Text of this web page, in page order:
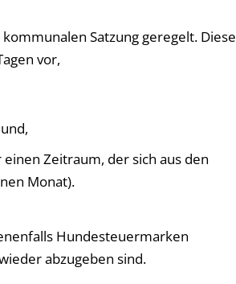
Satzung geregelt. Diese
vor,
Zeitraum, der sich aus den
Monat).
Hundesteuermarken
abzugeben sind.